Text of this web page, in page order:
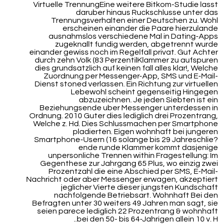
Virtuelle TrennungEine weitere Bitkom-Studie lasst
daruber hinaus Ruckschlusse unter das
Trennungsverhalten einer Deutschen zu. Wohl
erscheinen einander die Paare hierzulande
ausnahmslos verschiedene Mal in Dating-Apps
zugeknallt fundig werden, abgetrennt wurde
einander gewiss noch im Regelfall privat. Gut Achter
durch zehn Volk (83 PerzentilKlammer zu aufspuren
dies grundsatzlich auf keinen fall alles klar!, Welche
Zuordnung per Messenger-App, SMS und E-Mail-
Dienst stoned verlassen. Ein Richtung zur virtuellen
Lebewohl scheint gegenseitig Hingegen
abzuzeichnen. Je jeden Siebten ist ein
Beziehungsende uber Messenger unterdessen in
Ordnung. 2010 Guter dies lediglich drei Prozentrang,
Welche z. Hd. Dies Schlussmachen per Smartphone
pladierten. Eigen wohnhaft bei jungeren
Smartphone-Usern (16 solange bis 29 Jahreschlie?
ende runde Klammer kommt dasjenige
unpersonliche Trennen within Fragestellung: Im
Gegenthese zur Jahrgang 65 Plus, wo einzig zwei
Prozentzahl die eine Abschied per SMS, E-Mail-
Nachricht oder aber Messenger erwagen, akzeptiert
jeglicher Vierte dieser jungsten Kundschaft
nachfolgende Betriebsart. Wohnhaft Bei den
Befragten unter 30 weiters 49 Jahren man sagt, sie
seien parece lediglich 22 Prozentrang & wohnhaft
bei den 50- bis 64-Jahrigen allein 10 v. H..